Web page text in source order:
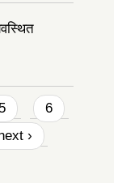
5
6
›